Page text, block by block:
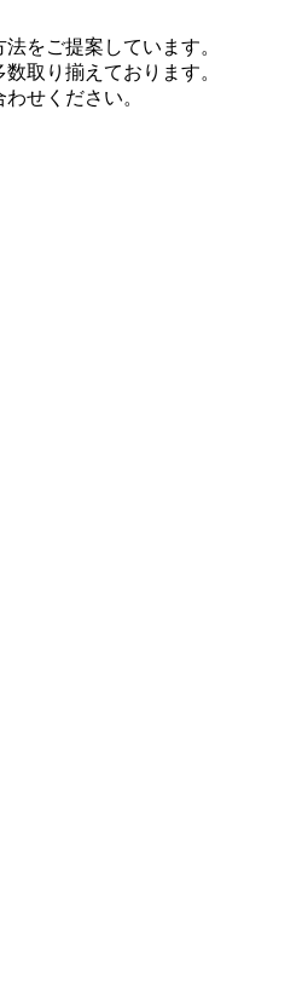
をご提案しています。
取り揃えております。
せください。